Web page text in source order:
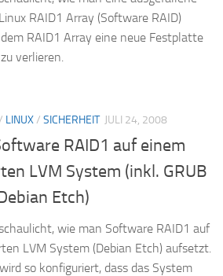
RAID1 Array (Software RAID)
RAID1 Array eine neue Festplatte
verlieren.
LINUX/ SICHERHEIT JULI 24, 2008
RAID1 auf einem
LVM System (inkl. GRUB
Etch)
wie man Software RAID1 auf
LVM System (Debian Etch) aufsetzt.
so konfiguriert, dass das System